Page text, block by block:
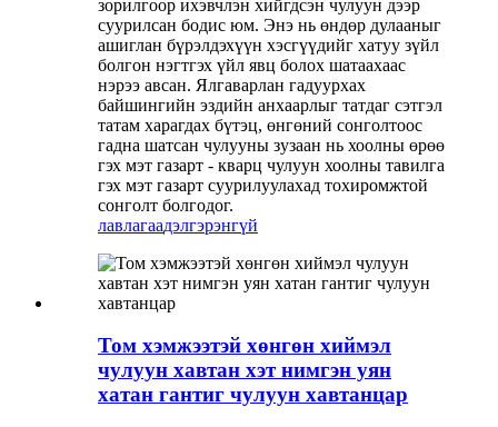
зорилгоор ихэвчлэн хийгдсэн чулуун дээр
суурилсан бодис юм. Энэ нь өндөр дулааныг
ашиглан бүрэлдэхүүн хэсгүүдийг хатуу зүйл
болгон нэгтгэх үйл явц болох шатаахаас
нэрээ авсан. Ялгаварлан гадуурхах
байшингийн эздийн анхаарлыг татдаг сэтгэл
татам харагдах бүтэц, өнгөний сонголтоос
гадна шатсан чулууны зузаан нь хоолны өрөө
гэх мэт газарт - кварц чулуун хоолны тавилга
гэх мэт газарт суурилуулахад тохиромжтой
сонголт болгодог.
лавлагаадэлгэрэнгүй
Том хэмжээтэй хөнгөн хиймэл
чулуун хавтан хэт нимгэн уян
хатан гантиг чулуун хавтанцар